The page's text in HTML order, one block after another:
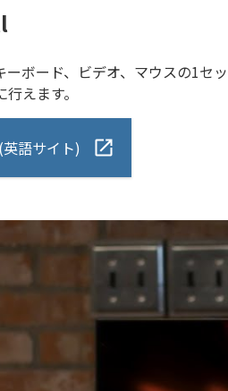
ーボード、ビデオ、マウスの1セ
えます。
語サイト)